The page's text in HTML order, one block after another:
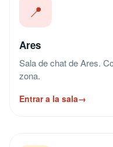
📍
Ares
Sala de chat de Ares.
zona.
Entrar a la sala→